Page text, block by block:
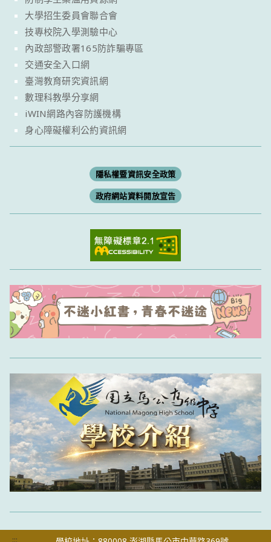
大學招生委員會聯合會
技專校院入學測驗中心
內政部警政署165防詐騙專區
交通安全入口網
臺灣教育研究資訊網
數理科教學分享網
iWIN網路內容防護機構
身心障礙權利公約資訊網
隱私權暨資訊安全政策
政府網站資料開放宣告
:::